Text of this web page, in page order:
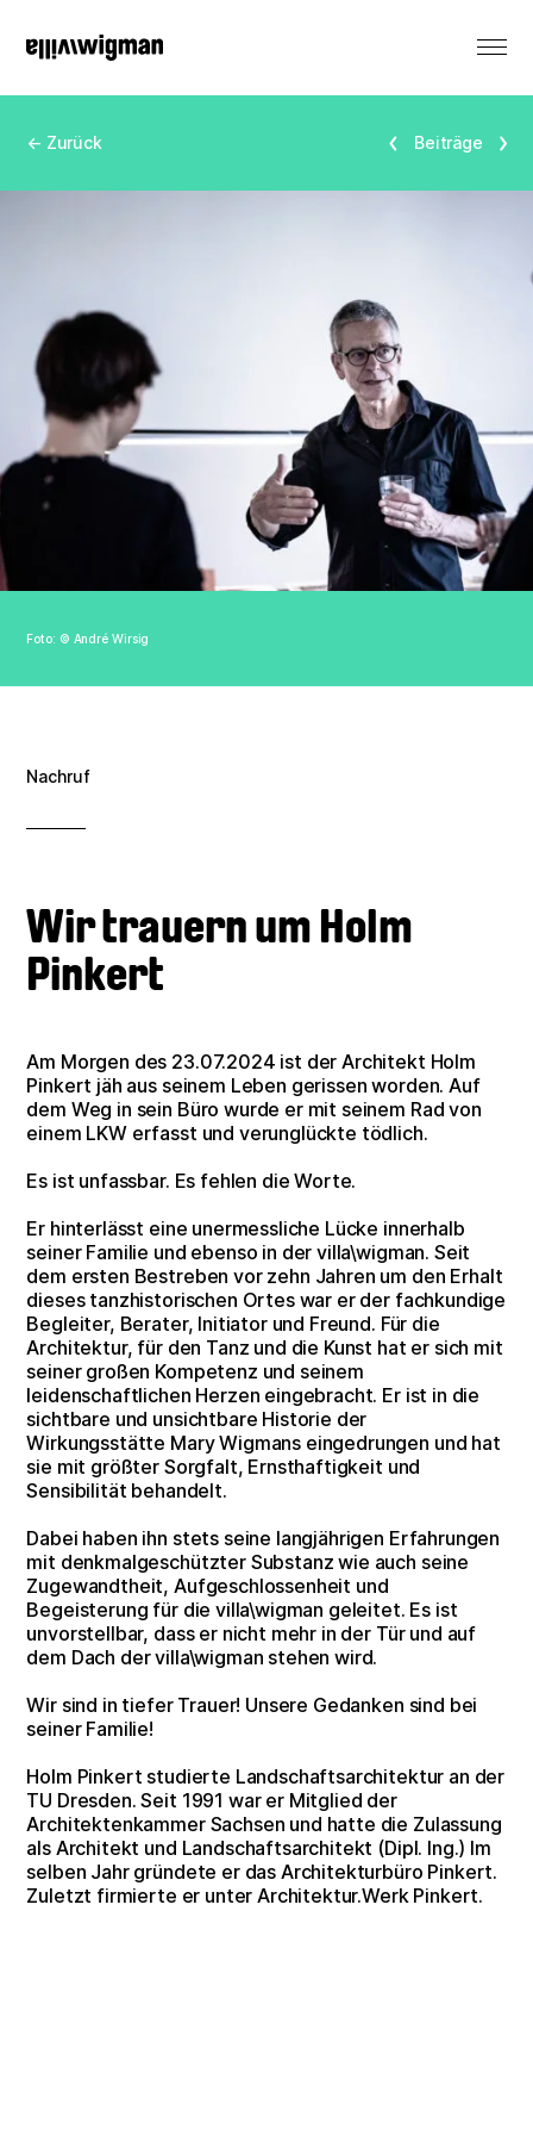
EN
Veranstaltungen
Produktionen
Residenzen
Kontakt
Datenschutz
← Zurück Beiträge
Foto: © André Wirsig
Nachruf
Wir trauern um Holm
Pinkert
Am Morgen des 23.07.2024 ist der Architekt Holm
Pinkert jäh aus seinem Leben gerissen worden. Auf
dem Weg in sein Büro wurde er mit seinem Rad von
einem LKW erfasst und verunglückte tödlich.
Es ist unfassbar. Es fehlen die Worte.
Er hinterlässt eine unermessliche Lücke innerhalb
seiner Familie und ebenso in der villa\wigman. Seit
dem ersten Bestreben vor zehn Jahren um den Erhalt
dieses tanzhistorischen Ortes war er der fachkundige
Begleiter, Berater, Initiator und Freund. Für die
Architektur, für den Tanz und die Kunst hat er sich mit
seiner großen Kompetenz und seinem
leidenschaftlichen Herzen eingebracht. Er ist in die
sichtbare und unsichtbare Historie der
Wirkungsstätte Mary Wigmans eingedrungen und hat
sie mit größter Sorgfalt, Ernsthaftigkeit und
Sensibilität behandelt.
Dabei haben ihn stets seine langjährigen Erfahrungen
mit denkmalgeschützter Substanz wie auch seine
Zugewandtheit, Aufgeschlossenheit und
Begeisterung für die villa\wigman geleitet. Es ist
unvorstellbar, dass er nicht mehr in der Tür und auf
dem Dach der villa\wigman stehen wird.
Wir sind in tiefer Trauer! Unsere Gedanken sind bei
seiner Familie!
Holm Pinkert studierte Landschaftsarchitektur an der
TU Dresden. Seit 1991 war er Mitglied der
Architektenkammer Sachsen und hatte die Zulassung
als Architekt und Landschaftsarchitekt (Dipl. Ing.) Im
selben Jahr gründete er das Architekturbüro Pinkert.
Zuletzt firmierte er unter Architektur.Werk Pinkert.